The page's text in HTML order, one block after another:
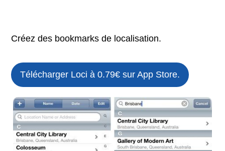
Créez des bookmarks de localisation.
Télécharger Loci à 0.79€ sur App Store.